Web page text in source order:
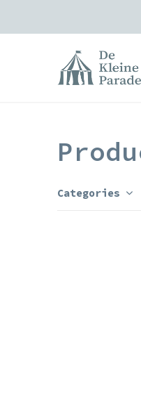
Categories